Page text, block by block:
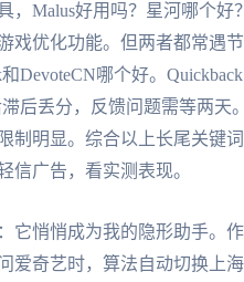
，Malus好用吗？星河哪个
戏优化功能。但两者都常遇
DevoteCN哪个好。
滞后丢分，反馈问题需等两
制明显。综合以上长尾关键
信广告，看实测表现。
它悄悄成为我的隐形助手。
奇艺时，算法自动切换上海